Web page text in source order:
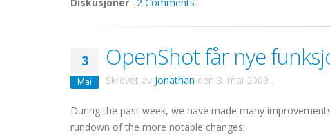
3
Mai
OpenShot får nye
Skrevet av Jonathan den 3. mai 2009 .
During the past week, we have made many
rundown of the more notable changes: